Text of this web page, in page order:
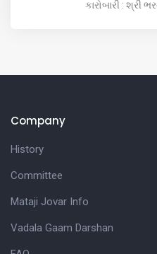
કારોબારી : શ્રી
Company
History
Committee
Mataji Jovar Info
Vadala Gaam Darshan